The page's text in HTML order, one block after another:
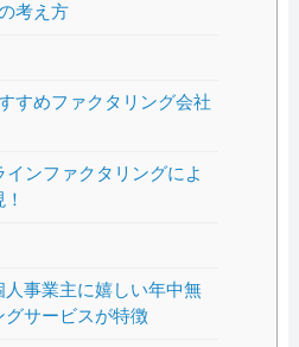
考え方
すめファクタリング会社
ンファクタリングによ
事業主に嬉しい年中無
サービスが特徴